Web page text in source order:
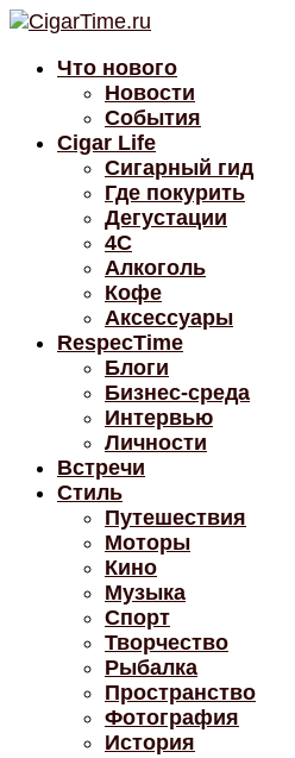
Что нового
Новости
События
Cigar Life
Сигарный гид
Где покурить
Дегустации
4C
Алкоголь
Кофе
Аксессуары
RespecTime
Блоги
Бизнес-среда
Интервью
Личности
Встречи
Стиль
Путешествия
Моторы
Кино
Музыка
Спорт
Творчество
Рыбалка
Пространство
Фотография
История